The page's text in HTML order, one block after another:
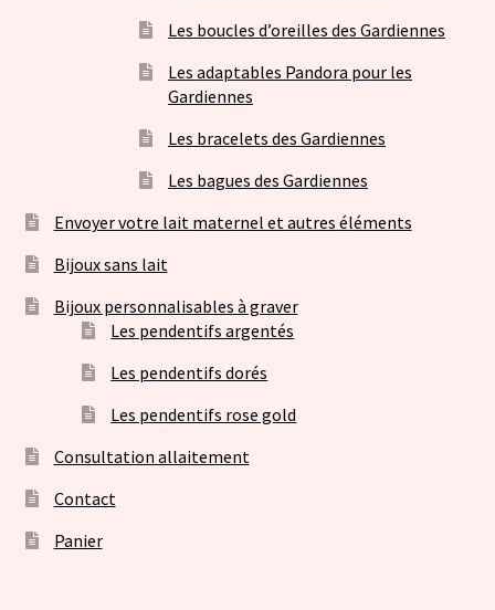
Les boucles d’oreilles des Gardiennes
Les adaptables Pandora pour les
Gardiennes
Les bracelets des Gardiennes
Les bagues des Gardiennes
Envoyer votre lait maternel et autres éléments
Bijoux sans lait
Bijoux personnalisables à graver
Les pendentifs argentés
Les pendentifs dorés
Les pendentifs rose gold
Consultation allaitement
Contact
Panier